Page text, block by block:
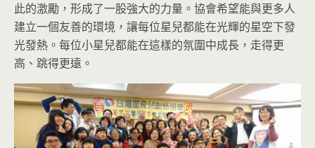
此的激勵，形成了一股強大的力量。協會希望能與更多人
建立一個友善的環境，讓每位星兒都能在光輝的星空下發
光發熱。每位小星兒都能在這樣的氛圍中成長，走得更
高、跳得更遠。